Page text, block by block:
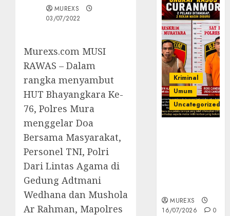
MUREXS
03/07/2022
Murexs.com MUSI
RAWAS – Dalam
rangka menyambut
HUT Bhayangkara Ke-
76, Polres Mura
menggelar Doa
Bersama Masyarakat,
Personel TNI, Polri
Dari Lintas Agama di
Gedung Adtmani
Wedhana dan Mushola
Ar Rahman, Mapolres
Kriminal
Umum
Uncategorized
MUREXS
16/07/2026
0